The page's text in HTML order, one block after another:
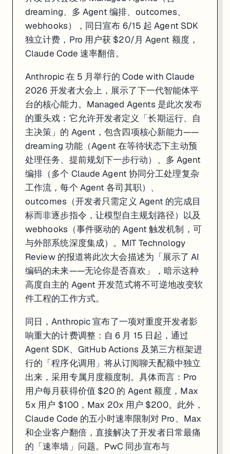
Meta 的开源退场对整个 AI 生态的影响是结构性的。过去两年，大量
来源:Digitimes ·TechRepublic·Meta AI Blog
: xAI 正式推出 Grok Skills，为 Grok 添加跨会话可编程持久专
Grok Skills 于 5 月 18 日正式发布，从技术原理看，它是一种用户定
与此同时，xAI 大幅扩展了第三方平台集成：Grok 现在可以直接通过
对于正在学习 AI 工具应用的 JR 学员，Grok Skills 值得上手体验和对
来源: Basenor Grok Updates·xAI News·Engadget
dreaming、多 Agent 编排、outcomes、
webhooks），同日宣布 6/15 起 Agent SDK
独立计费，Pro 用户获 $20/月 Agent 额度，
Claude Code 速率翻倍。
Anthropic 在 5 月举行的 Code with Claude
2026 开发者大会上，展示了下一代智能体平
台的核心能力。Managed Agents 是此次发布
的重头戏：它允许开发者定义「长期运行、自
主决策」的 Agent，包含四项核心新能力——
dreaming 功能（Agent 在等待状态下主动预
处理任务、提前规划下一步行动）、多 Agent
编排（多个 Claude Agent 协同分工处理复杂
工作流，每个 Agent 各司其职）、
outcomes（开发者只需定义 Agent 的完成目
标而非逐步指令，让模型自主规划路径）以及
webhooks（事件驱动的 Agent 触发机制，可
与外部系统深度集成）。MIT Technology
Review 的报道将此次大会描述为「展示了 AI
编码的未来——无论你是否喜欢」，暗示这种
高度自主的 Agent 开发范式将不可逆地改变软
件工程的工作方式。
同日，Anthropic 宣布了一项对重度开发者影
响重大的计费调整：自 6 月 15 日起，通过
Agent SDK、GitHub Actions 及第三方框架进
行的「程序化调用」将从订阅聊天配额中独立
出来，采用专属月度额度制。具体而言：Pro
用户每月获得价值 $20 的 Agent 额度，Max
5x 用户 $100，Max 20x 用户 $200。此外，
Claude Code 的五小时速率限制对 Pro、Max
和企业客户翻倍，直接解决了开发者日常最痛
的「速率墙」问题。PwC 同步宣布与